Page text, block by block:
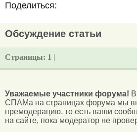
Поделиться:
Обсуждение статьи
Страницы: 1 |
Уважаемые участники форума!
СПАМа на страницах форума мы
премодерацию, то есть ваши
на сайте, пока модератор не